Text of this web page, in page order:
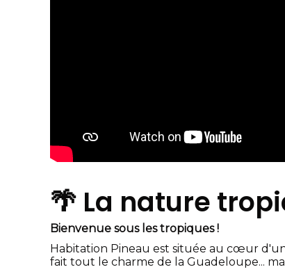
🌴 La nature
Bienvenue sous les tropiques !
Habitation Pineau est située au cœur
fait tout le charme de la Guadeloupe...